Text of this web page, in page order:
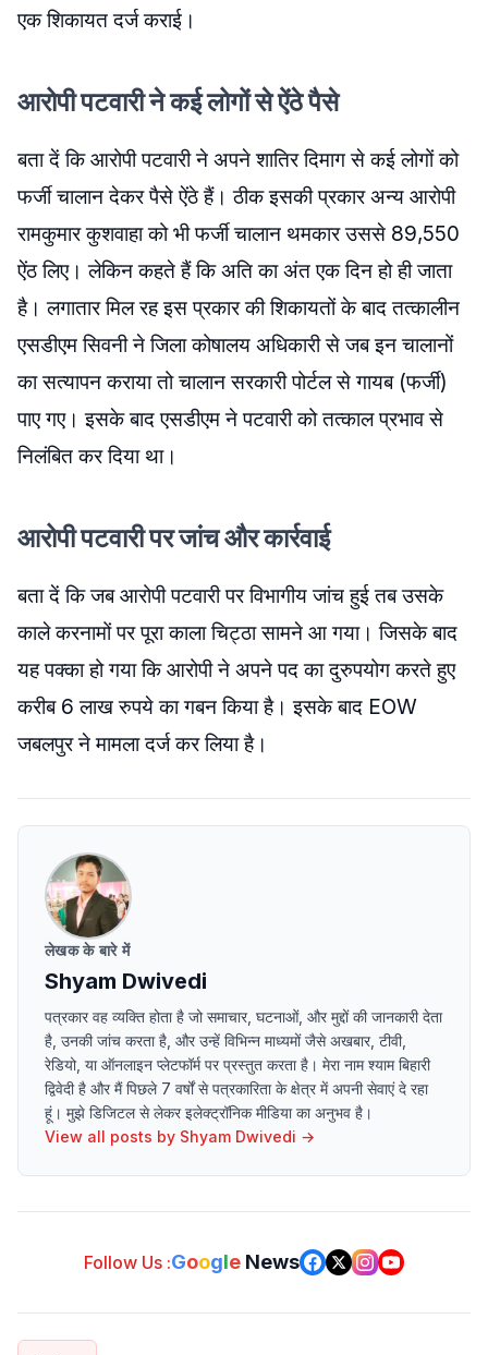
एक शिकायत दर्ज कराई।
आरोपी पटवारी ने कई लोगों से ऐंठे पैसे
बता दें कि आरोपी पटवारी ने अपने शातिर दिमाग से कई लोगों को
फर्जी चालान देकर पैसे ऐंठे हैं। ठीक इसकी प्रकार अन्य आरोपी
रामकुमार कुशवाहा को भी फर्जी चालान थमकार उससे 89,550
ऐंठ लिए। लेकिन कहते हैं कि अति का अंत एक दिन हो ही जाता
है। लगातार मिल रह इस प्रकार की शिकायतों के बाद तत्कालीन
एसडीएम सिवनी ने जिला कोषालय अधिकारी से जब इन चालानों
का सत्यापन कराया तो चालान सरकारी पोर्टल से गायब (फर्जी)
पाए गए। इसके बाद एसडीएम ने पटवारी को तत्काल प्रभाव से
निलंबित कर दिया था।
आरोपी पटवारी पर जांच और कार्रवाई
बता दें कि जब आरोपी पटवारी पर विभागीय जांच हुई तब उसके
काले करनामों पर पूरा काला चिट्ठा सामने आ गया। जिसके बाद
यह पक्का हो गया कि आरोपी ने अपने पद का दुरुपयोग करते हुए
करीब 6 लाख रुपये का गबन किया है। इसके बाद EOW
जबलपुर ने मामला दर्ज कर लिया है।
लेखक के बारे में
Shyam Dwivedi
पत्रकार वह व्यक्ति होता है जो समाचार, घटनाओं, और मुद्दों की जानकारी देता
है, उनकी जांच करता है, और उन्हें विभिन्न माध्यमों जैसे अखबार, टीवी,
रेडियो, या ऑनलाइन प्लेटफॉर्म पर प्रस्तुत करता है। मेरा नाम श्याम बिहारी
द्विवेदी है और मैं पिछले 7 वर्षों से पत्रकारिता के क्षेत्र में अपनी सेवाएं दे रहा
हूं। मुझे डिजिटल से लेकर इलेक्ट्रॉनिक मीडिया का अनुभव है।
View all posts by Shyam Dwivedi →
Follow Us :Google News